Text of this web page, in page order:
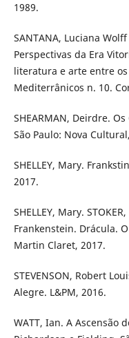
1989.
SANTANA, Luciana
Perspectivas da Era
literatura e arte entre os
Mediterrânicos n. 10.
SHEARMAN, Deirdre.
São Paulo: Nova
SHELLEY, Mary.
2017.
SHELLEY, Mary.
Frankenstein. Drácula.
Martin Claret, 2017.
STEVENSON, Robert
Alegre. L&PM, 2016.
WATT, Ian. A Ascensão